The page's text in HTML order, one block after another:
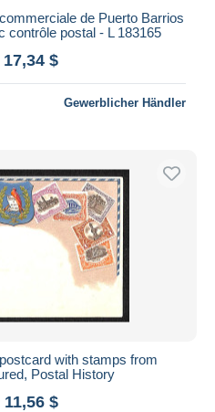
de Puerto Barrios
contrôle postal - L 183165
17,34 $
Gewerblicher Händler
with stamps from
Postal History
11,56 $